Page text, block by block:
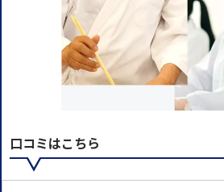
口コミはこちら